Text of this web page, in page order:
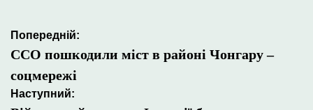
Навігація
записів
Попередній:
ССО пошкодили міст в районі Чонгару –
соцмережі
Наступний: